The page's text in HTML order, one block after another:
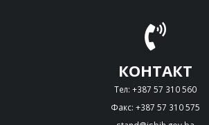
КОНТАКТ
Тел: +387 57 310 560
Факс: +387 57 310 575